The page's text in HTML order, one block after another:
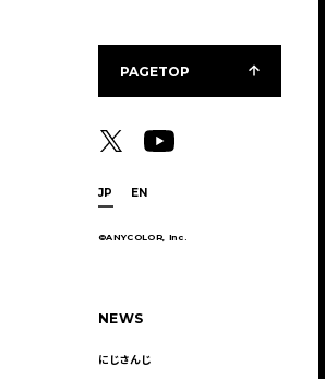
JP EN
©ANYCOLOR, Inc.
NEWS
にじさんじ
PAGETOP